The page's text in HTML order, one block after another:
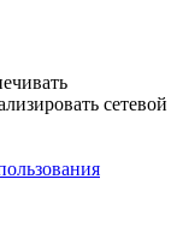
сетевой